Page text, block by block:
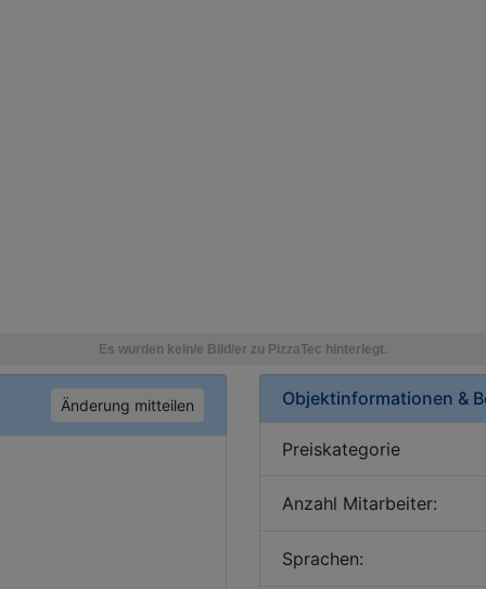
Änderung mitteilen Objektinformationen &
Preiskategorie
Anzahl Mitarbeiter:
Sprachen: